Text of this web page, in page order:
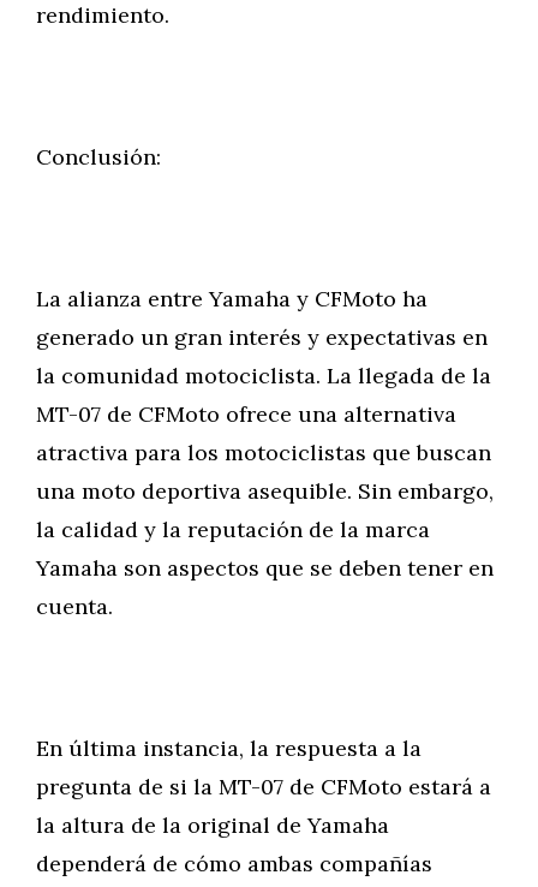
rendimiento.
Conclusión:
La alianza entre Yamaha y CFMoto ha
generado un gran interés y expectativas en
la comunidad motociclista. La llegada de la
MT-07 de CFMoto ofrece una alternativa
atractiva para los motociclistas que buscan
una moto deportiva asequible. Sin embargo,
la calidad y la reputación de la marca
Yamaha son aspectos que se deben tener en
cuenta.
En última instancia, la respuesta a la
pregunta de si la MT-07 de CFMoto estará a
la altura de la original de Yamaha
dependerá de cómo ambas compañías